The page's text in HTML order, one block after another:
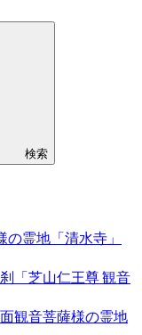
検索
霊地「清水寺」
「芝山仁王尊 観音
観音菩薩様の霊地